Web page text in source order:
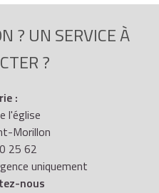
? UN SERVICE À
?
:
l'église
Morillon
25 62
uniquement
nous